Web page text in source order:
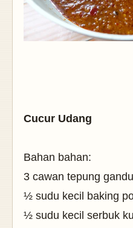
Cucur Udang
Bahan bahan:
3 cawan tepung
½ sudu kecil baking
½ sudu kecil serbuk